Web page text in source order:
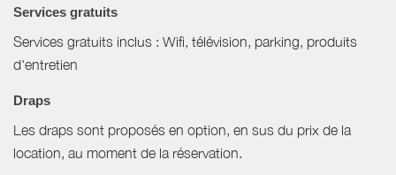
Services gratuits
Services gratuits inclus : Wifi, télévision, parking, produits
d'entretien
Draps
Les draps sont proposés en option, en sus du prix de la
location, au moment de la réservation.